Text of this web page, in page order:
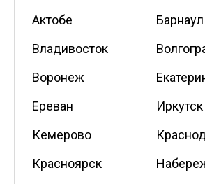
Актобе
Барнаул
Владивосток
Воронеж
Ереван
Иркутск
Кемерово
Красноярск